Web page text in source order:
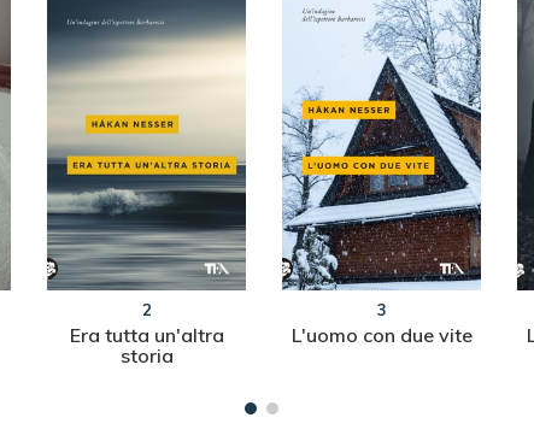
2
Era tutta un'altra
storia
3
L'uomo con due vite